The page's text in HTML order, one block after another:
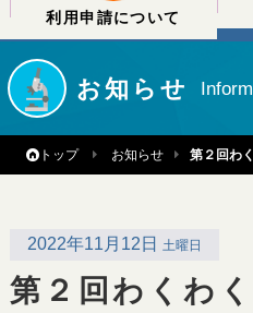
利用申請について
お知らせ
トップ お知らせ 第２回わ
2022年11月12日 土曜日
第２回わくわ